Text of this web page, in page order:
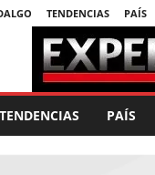
TENDENCIAS PAÍS
TENDENCIAS PAÍS